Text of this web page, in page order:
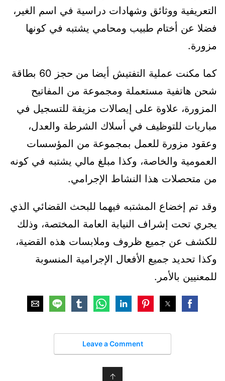
التعريفية ووثائق وشهادات دراسية في اسم الغير،
فضلا عن أختام طبيب ومحامي يشتبه في كونها
مزورة.
كما مكنت عملية التفتيش أيضا من حجز 60 بطاقة
شحن هاتفية مستعملة ومجموعة من المفاتيح
المزورة، علاوة على إيصالات مزيفة للتسجيل في
مباريات للتوظيف في أسلاك الشرطة والعدل،
وعقود مزورة للعمل بمجموعة من المؤسسات
العمومية والخاصة، وكذا مبلغ مالي يشتبه في كونه
من متحصلات هذا النشاط الإجرامي.
وقد تم إخضاع المشتبه فيهما للبحث القضائي الذي
يجري تحت إشراف النيابة العامة المختصة، وذلك
للكشف عن جميع ظروف وملابسات هذه القضية،
وكذا تحديد جميع الأفعال الإجرامية المنسوبة
للمعنيين بالأمر.
Leave a Comment
↑